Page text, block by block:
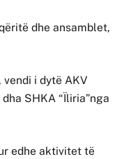
dhe ansamblet,
i dytë AKV
SHKA “Ïliria”nga
edhe aktivitet të